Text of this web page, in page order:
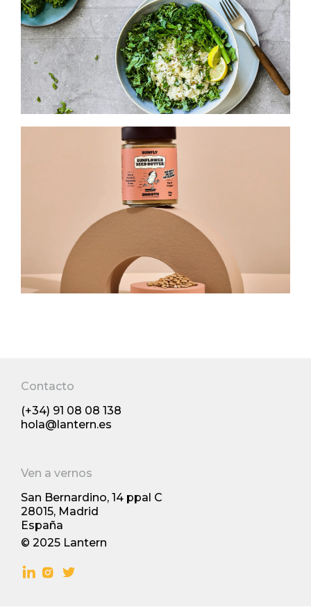
Tendencias y comportamiento
El movimiento plant-based en España,
entre la consolidación y los nuevos
Tendencias y comportamiento
Tendencias y comportamiento
Contacto
(+34) 91 08 08 138
hola@lantern.es
Ven a vernos
San Bernardino, 14 ppal С
28015, Madrid
España
© 2025 Lantern